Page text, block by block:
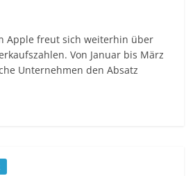
Apple freut sich weiterhin über
Von Januar bis März
Unternehmen den Absatz